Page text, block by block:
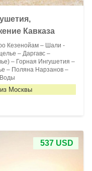
Кавказа
Кезенойам – Шали -
– Даргавс –
– Горная Ингушетия –
– Поляна Нарзанов –
Москвы
537 USD